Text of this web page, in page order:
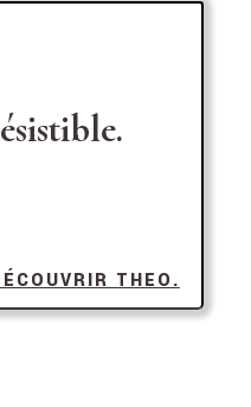
THEO.